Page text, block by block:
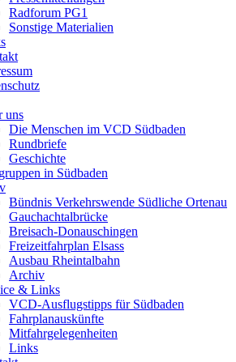
Radforum PG1
Sonstige Materialien
uns
Die Menschen im VCD Südbaden
Rundbriefe
Geschichte
in Südbaden
Bündnis Verkehrswende Südliche Ortenau
Gauchachtalbrücke
Breisach-Donauschingen
Freizeitfahrplan Elsass
Ausbau Rheintalbahn
Archiv
& Links
VCD-Ausflugstipps für Südbaden
Fahrplanauskünfte
Mitfahrgelegenheiten
Links